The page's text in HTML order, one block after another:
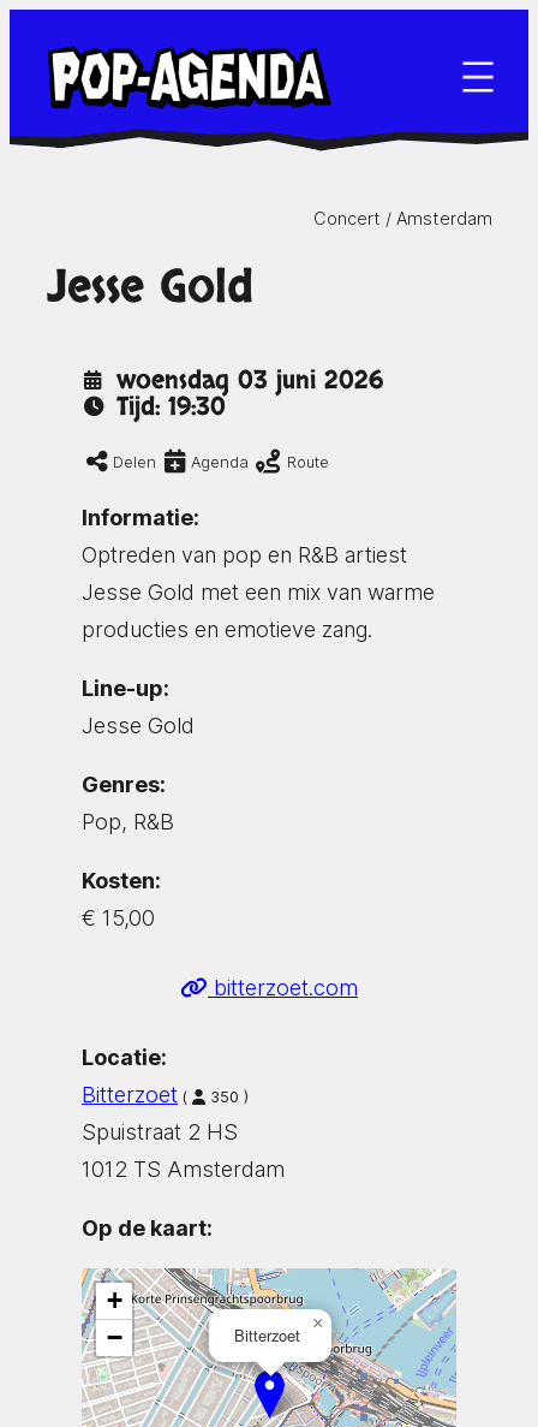
naar
inhoud
Concert / Amsterdam
Jesse Gold
woensdag 03 juni 2026
Tijd: 19:30
Delen Agenda Route
Informatie:
Optreden van pop en R&B artiest
Jesse Gold met een mix van warme
producties en emotieve zang.
Line-up:
Jesse Gold
Genres:
Pop, R&B
Kosten:
€ 15,00
bitterzoet.com
Locatie:
Bitterzoet ( 350 )
Spuistraat 2 HS
1012 TS Amsterdam
Op de kaart:
Bitterzoet
×
+
−